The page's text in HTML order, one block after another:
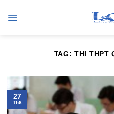
TAG:THI THPT
27
Th6